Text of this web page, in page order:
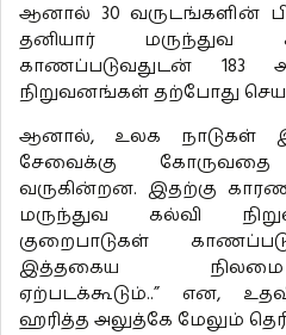
ஆனால் 30 வருடங்களின்
தனியார் மருந்துவ
காணப்படுவதுடன் 183
நிறுவனங்கள் தற்போது
ஆனால், உலக நாடுகள்
சேவைக்கு கோருவதை
வருகின்றன. இதற்கு
மருந்துவ கல்வி
குறைபாடுகள்
இத்தகைய
ஏற்படக்கூடும்..” என,
ஹரித்த அலுத்கே மேலும்